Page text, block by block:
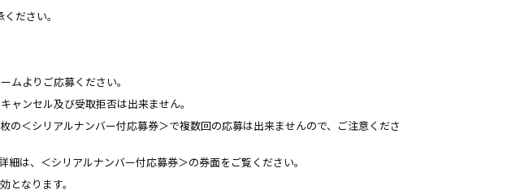
ださい。
よりご応募ください。
ンセル及び受取拒否は出来ません。
＜シリアルナンバー付応募券＞で複数回の応募は出来ませんので、ご注意くださ
は、＜シリアルナンバー付応募券＞の券面をご覧ください。
なります。